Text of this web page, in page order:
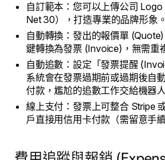
自訂範本：您可以上傳公司
Net 30），打造專業的品牌形象。
自動轉換：發出的報價單
鍵轉換為發票 (Invoice)，無需重
自動追數：設定「發票提醒
系統會在發票過期前或過期後自
付款，尷尬的追數工作交給機器
線上支付：發票上可整合 Stripe
戶直接用信用卡付款（需留意手